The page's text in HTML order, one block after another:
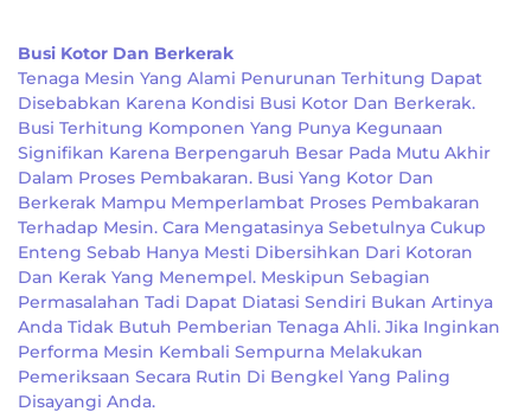
Busi Kotor Dan Berkerak
Tenaga Mesin Yang Alami Penurunan Terhitung Dapat
Disebabkan Karena Kondisi Busi Kotor Dan Berkerak.
Busi Terhitung Komponen Yang Punya Kegunaan
Signifikan Karena Berpengaruh Besar Pada Mutu Akhir
Dalam Proses Pembakaran. Busi Yang Kotor Dan
Berkerak Mampu Memperlambat Proses Pembakaran
Terhadap Mesin. Cara Mengatasinya Sebetulnya Cukup
Enteng Sebab Hanya Mesti Dibersihkan Dari Kotoran
Dan Kerak Yang Menempel. Meskipun Sebagian
Permasalahan Tadi Dapat Diatasi Sendiri Bukan Artinya
Anda Tidak Butuh Pemberian Tenaga Ahli. Jika Inginkan
Performa Mesin Kembali Sempurna Melakukan
Pemeriksaan Secara Rutin Di Bengkel Yang Paling
Disayangi Anda.